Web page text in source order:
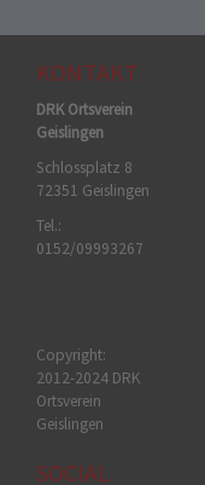
KONTAKT
DRK Ortsverein
Geislingen
Schlossplatz 8
72351 Geislingen
Tel.:
0152/09993267
Copyright:
2012-2024 DRK
Ortsverein
Geislingen
SOCIAL